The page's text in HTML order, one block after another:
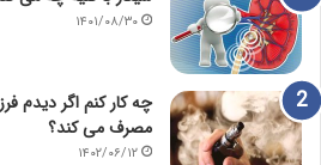
۱۴۰۱/۰۸/۳۰
چه کار کنم اگر دیدم
مصرف می کند؟
۱۴۰۲/۰۶/۱۲